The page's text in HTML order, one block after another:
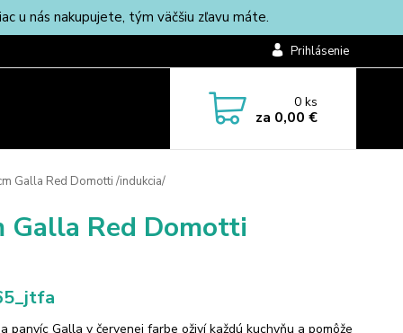
u nás nakupujete, tým väčšiu zľavu máte.
Prihlásenie
0ks
za 0,00 €
Galla Red Domotti /indukcia/
Galla Red Domotti
panvíc Galla v červenej farbe oživí každú kuchyňu a pomôže